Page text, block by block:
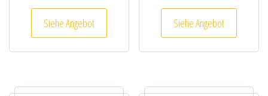
Siehe Angebot Siehe Angebot